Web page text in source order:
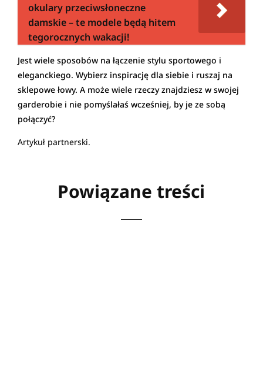
okulary przeciwsłoneczne
damskie – te modele będą hitem
tegorocznych wakacji!
Jest wiele sposobów na łączenie stylu sportowego i
eleganckiego. Wybierz inspirację dla siebie i ruszaj na
sklepowe łowy. A może wiele rzeczy znajdziesz w swojej
garderobie i nie pomyślałaś wcześniej, by je ze sobą
połączyć?
Artykuł partnerski.
Powiązane treści